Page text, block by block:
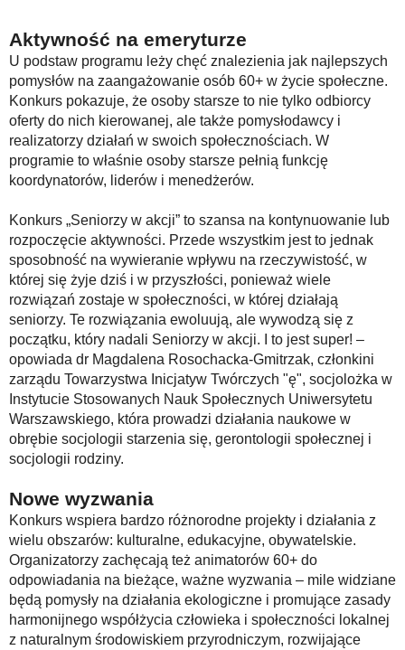
Aktywność na emeryturze
U podstaw programu leży chęć znalezienia jak najlepszych
pomysłów na zaangażowanie osób 60+ w życie społeczne.
Konkurs pokazuje, że osoby starsze to nie tylko odbiorcy
oferty do nich kierowanej, ale także pomysłodawcy i
realizatorzy działań w swoich społecznościach. W
programie to właśnie osoby starsze pełnią funkcję
koordynatorów, liderów i menedżerów.
Konkurs „Seniorzy w akcji” to szansa na kontynuowanie lub
rozpoczęcie aktywności. Przede wszystkim jest to jednak
sposobność na wywieranie wpływu na rzeczywistość, w
której się żyje dziś i w przyszłości, ponieważ wiele
rozwiązań zostaje w społeczności, w której działają
seniorzy. Te rozwiązania ewoluują, ale wywodzą się z
początku, który nadali Seniorzy w akcji. I to jest super! –
opowiada dr Magdalena Rosochacka-Gmitrzak, członkini
zarządu Towarzystwa Inicjatyw Twórczych "ę", socjolożka w
Instytucie Stosowanych Nauk Społecznych Uniwersytetu
Warszawskiego, która prowadzi działania naukowe w
obrębie socjologii starzenia się, gerontologii społecznej i
socjologii rodziny.
Nowe wyzwania
Konkurs wspiera bardzo różnorodne projekty i działania z
wielu obszarów: kulturalne, edukacyjne, obywatelskie.
Organizatorzy zachęcają też animatorów 60+ do
odpowiadania na bieżące, ważne wyzwania – mile widziane
będą pomysły na działania ekologiczne i promujące zasady
harmonijnego współżycia człowieka i społeczności lokalnej
z naturalnym środowiskiem przyrodniczym, rozwijające